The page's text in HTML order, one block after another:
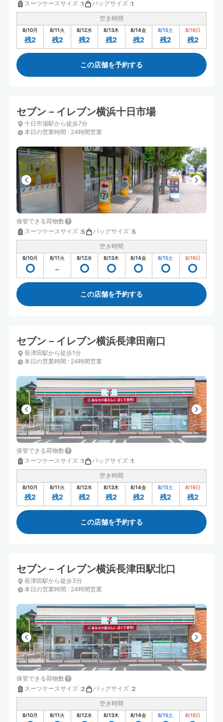
スーツケースサイズ :1 バッグサイズ :1
空き時間
8/10月
残2
8/11火
残2
8/12水
残2
8/13木
残2
8/14金
残2
8/15土
残2
8/16日
残2
この店舗を予約する
セブン－イレブン横浜十日市場
十日市場駅から徒歩7分
本日の営業時間 : 24時間営業
保管できる荷物数
スーツケースサイズ :5 バッグサイズ :5
空き時間
8/10月 8/11火 8/12水 8/13木 8/14金 8/15土 8/16日
この店舗を予約する
セブン－イレブン横浜長津田南口
長津田駅から徒歩1分
本日の営業時間 : 24時間営業
保管できる荷物数
スーツケースサイズ :1 バッグサイズ :1
空き時間
8/10月
残2
8/11火
残2
8/12水
残2
8/13木
残2
8/14金
残2
8/15土
残2
8/16日
残2
この店舗を予約する
セブン－イレブン横浜長津田駅北口
長津田駅から徒歩3分
本日の営業時間 : 24時間営業
保管できる荷物数
スーツケースサイズ :2 バッグサイズ :2
空き時間
8/10月 8/11火 8/12水 8/13木 8/14金 8/15土 8/16日